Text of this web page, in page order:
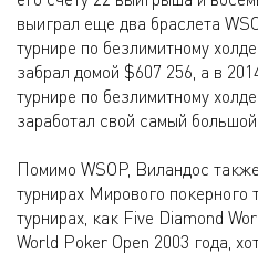
выиграл еще два браслета
турнире по безлимитному
забрал домой $607 256, а в
турнире по безлимитному
заработал свой самый
Помимо WSOP, Виландос
турнирах Мирового покерного
турнирах, как Five Diamond
World Poker Open 2003 года,